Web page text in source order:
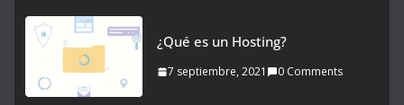
¿Qué es un Hosting?
7 septiembre, 2021 0 Comments